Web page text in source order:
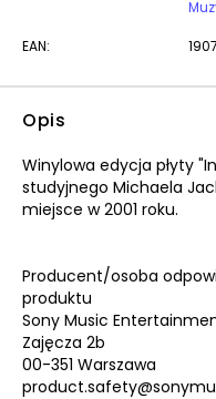
EAN:
Opis
Winylowa edycja płyty
studyjnego Michaela
miejsce w 2001 roku.
Producent/osoba
produktu
Sony Music
Zajęcza 2b
00-351 Warszawa